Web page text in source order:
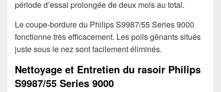
période d’essai prolongée de deux mois au total.
Le coupe-bordure du Philips S9987/55 Series 9000
fonctionne très efficacement. Les poils gênants situés
juste sous le nez sont facilement éliminés.
Nettoyage et Entretien du rasoir Philips
S9987/55 Series 9000